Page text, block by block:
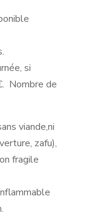
si
Nombre de
viande,ni
zafu),
fragile